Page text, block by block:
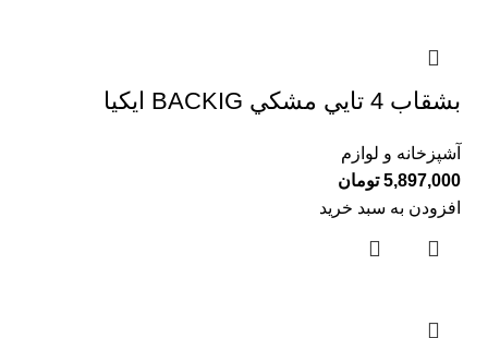
بشقاب 4 تايي مشكي BACKIG ايكيا
آشپزخانه و لوازم
5,897,000 تومان
افزودن به سبد خرید